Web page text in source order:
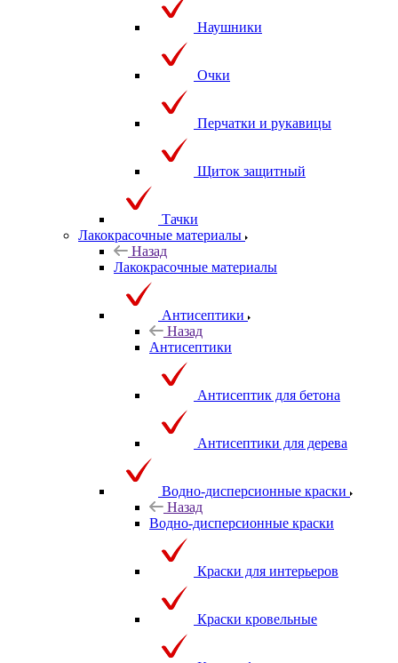
Наушники
Очки
Перчатки и рукавицы
Щиток защитный
Тачки
Лакокрасочные материалы
Назад
Лакокрасочные материалы
Антисептики
Назад
Антисептики
Антисептик для бетона
Антисептики для дерева
Водно-дисперсионные краски
Назад
Водно-дисперсионные краски
Краски для интерьеров
Краски кровельные